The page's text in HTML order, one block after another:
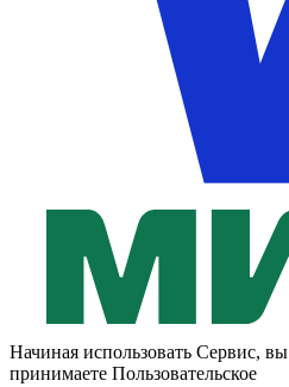
Начиная использовать Сервис, вы
принимаете Пользовательское